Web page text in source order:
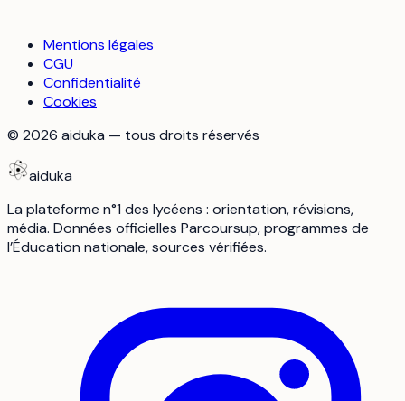
Mentions légales
CGU
Confidentialité
Cookies
© 2026 aiduka — tous droits réservés
aiduka
La plateforme n°1 des lycéens : orientation, révisions,
média. Données officielles Parcoursup, programmes de
l’Éducation nationale, sources vérifiées.